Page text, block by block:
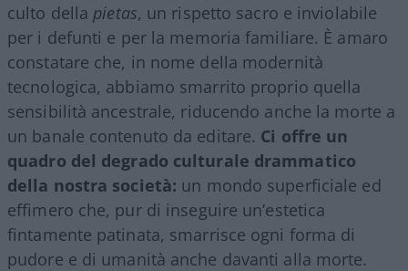
culto della pietas, un rispetto sacro e inviolabile
per i defunti e per la memoria familiare. È amaro
constatare che, in nome della modernità
tecnologica, abbiamo smarrito proprio quella
sensibilità ancestrale, riducendo anche la morte a
un banale contenuto da editare. Ci offre un
quadro del degrado culturale drammatico
della nostra società: un mondo superficiale ed
effimero che, pur di inseguire un’estetica
fintamente patinata, smarrisce ogni forma di
pudore e di umanità anche davanti alla morte.